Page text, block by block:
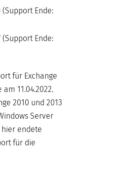
(Support Ende:
(Support Ende:
für Exchange
11.04.2022.
2010 und 2013
Server
hier endete
für die